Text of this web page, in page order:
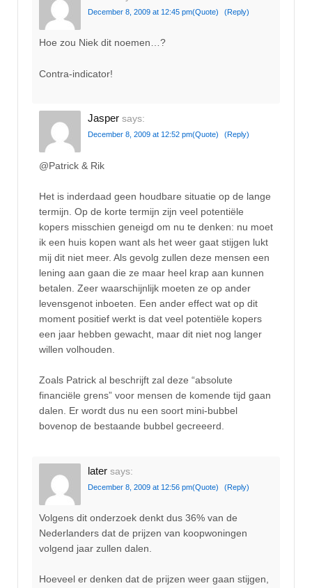
December 8, 2009 at 12:45 pm(Quote) (Reply)
Hoe zou Niek dit noemen…?
Contra-indicator!
Jasper says:
December 8, 2009 at 12:52 pm(Quote) (Reply)
@Patrick & Rik
Het is inderdaad geen houdbare situatie op de lange
termijn. Op de korte termijn zijn veel potentiële
kopers misschien geneigd om nu te denken: nu moet
ik een huis kopen want als het weer gaat stijgen lukt
mij dit niet meer. Als gevolg zullen deze mensen een
lening aan gaan die ze maar heel krap aan kunnen
betalen. Zeer waarschijnlijk moeten ze op ander
levensgenot inboeten. Een ander effect wat op dit
moment positief werkt is dat veel potentiële kopers
een jaar hebben gewacht, maar dit niet nog langer
willen volhouden.
Zoals Patrick al beschrijft zal deze “absolute
financiële grens” voor mensen de komende tijd gaan
dalen. Er wordt dus nu een soort mini-bubbel
bovenop de bestaande bubbel gecreeerd.
later says:
December 8, 2009 at 12:56 pm(Quote) (Reply)
Volgens dit onderzoek denkt dus 36% van de
Nederlanders dat de prijzen van koopwoningen
volgend jaar zullen dalen.
Hoeveel er denken dat de prijzen weer gaan stijgen,